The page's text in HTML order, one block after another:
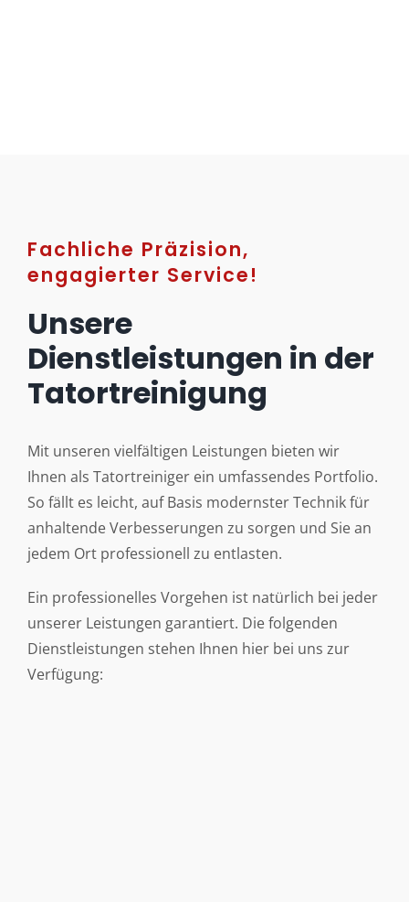
Fachliche Präzision,
engagierter Service!
Unsere
Dienstleistungen in der
Tatortreinigung
Mit unseren vielfältigen Leistungen bieten wir
Ihnen als Tatortreiniger ein umfassendes Portfolio.
So fällt es leicht, auf Basis modernster Technik für
anhaltende Verbesserungen zu sorgen und Sie an
jedem Ort professionell zu entlasten.
Ein professionelles Vorgehen ist natürlich bei jeder
unserer Leistungen garantiert. Die folgenden
Dienstleistungen stehen Ihnen hier bei uns zur
Verfügung: